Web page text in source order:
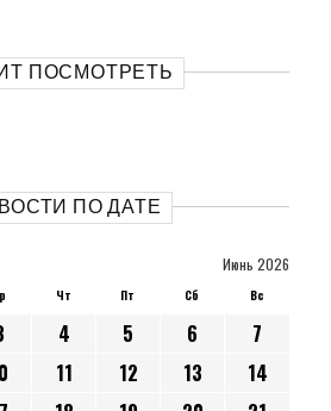
ПОСМОТРЕТЬ
ПО ДАТЕ
Июнь 2026
Чт Пт Сб Вс
4 5 6
7
11 12 13
14